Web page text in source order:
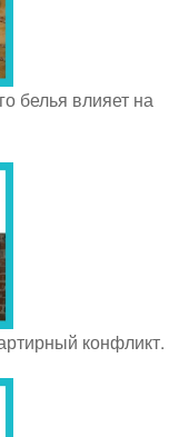
белья влияет на
конфликт.